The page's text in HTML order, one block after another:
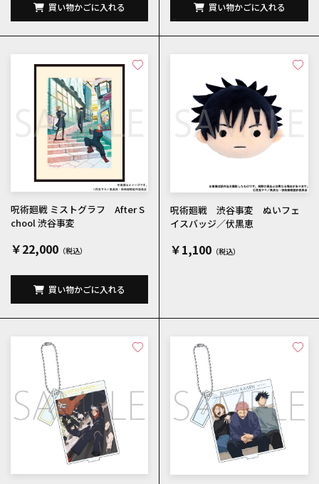
買い物かごに入れる 買い物かごに入れる
呪術廻戦 ミストグラフ After S
chool 渋谷事変
￥22,000
買い物かごに入れる
呪術廻戦 渋谷事変 ぬいフェ
イスバッジ／伏黒恵
￥1,100